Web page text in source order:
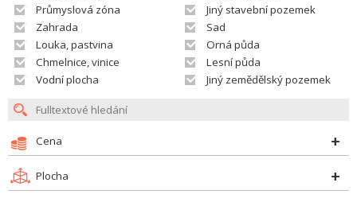
Průmyslová zóna
Jiný stavební pozemek
Zahrada
Sad
Louka, pastvina
Orná půda
Chmelnice, vinice
Lesní půda
Vodní plocha
Jiný zemědělský pozemek
Cena
Plocha